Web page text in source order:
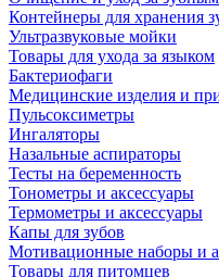
Контейнеры для хранения
Ультразвуковые мойки
Товары для ухода за языком
Бактериофаги
Медицинские изделия и
Пульсоксиметры
Ингаляторы
Назальные аспираторы
Тесты на беременность
Тонометры и аксессуары
Термометры и аксессуары
Капы для зубов
Мотивационные наборы и
Товары для питомцев